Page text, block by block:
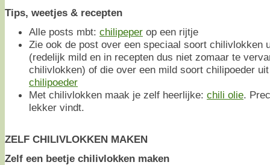
Tips, weetjes & recepten
Alle posts mbt: chilipeper op een rijtje
Zie ook de post over een speciaal soort chilivlokken
(redelijk mild en in recepten dus niet zomaar te
chilivlokken) of die over een mild soort chilipoeder
chilipoeder
Met chilivlokken maak je zelf heerlijke: chili olie.
lekker vindt.
ZELF CHILIVLOKKEN MAKEN
Zelf een beetje chilivlokken maken